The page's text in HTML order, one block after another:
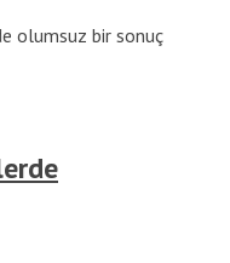
olumsuz bir sonuç